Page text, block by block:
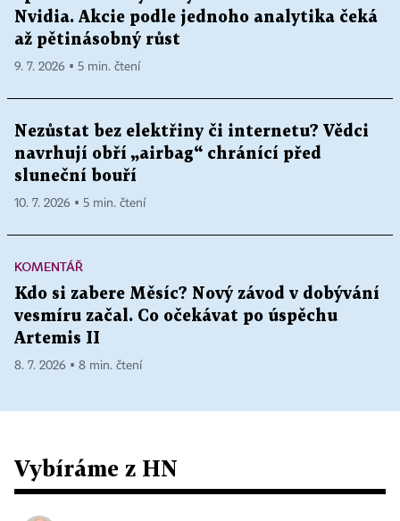
Nvidia. Akcie podle jednoho analytika čeká
až pětinásobný růst
9. 7. 2026 ▪ 5 min. čtení
Nezůstat bez elektřiny či internetu? Vědci
navrhují obří „airbag“ chránící před
sluneční bouří
10. 7. 2026 ▪ 5 min. čtení
KOMENTÁŘ
Kdo si zabere Měsíc? Nový závod v dobývání
vesmíru začal. Co očekávat po úspěchu
Artemis II
8. 7. 2026 ▪ 8 min. čtení
Vybíráme z HN